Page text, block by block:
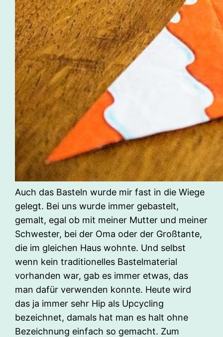
Auch das Basteln wurde mir fast in die Wiege
gelegt. Bei uns wurde immer gebastelt,
gemalt, egal ob mit meiner Mutter und meiner
Schwester, bei der Oma oder der Großtante,
die im gleichen Haus wohnte. Und selbst
wenn kein traditionelles Bastelmaterial
vorhanden war, gab es immer etwas, das
man dafür verwenden konnte. Heute wird
das ja immer sehr Hip als Upcycling
bezeichnet, damals hat man es halt ohne
Bezeichnung einfach so gemacht. Zum